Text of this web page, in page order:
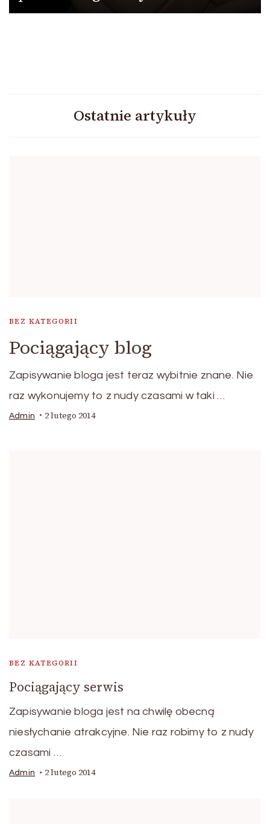
Ostatnie artykuły
BEZ KATEGORII
Pociągający blog
Zapisywanie bloga jest teraz wybitnie znane. Nie
raz wykonujemy to z nudy czasami w taki …
Admin 2 lutego 2014
BEZ KATEGORII
Pociągający serwis
Zapisywanie bloga jest na chwilę obecną
niesłychanie atrakcyjne. Nie raz robimy to z nudy
czasami …
Admin 2 lutego 2014